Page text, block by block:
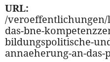
URL:
/
das-bne-
bildungspolitische-
annaeherung-an-